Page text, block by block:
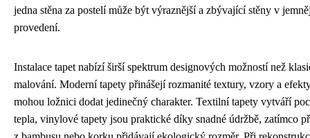
jedna stěna za postelí může být výraznější a zbývající stěny v
provedení.
Instalace tapet nabízí širší spektrum designových možností než
malování. Moderní tapety přinášejí rozmanité textury, vzory a
mohou ložnici dodat jedinečný charakter. Textilní tapety vytváří
tepla, vinylové tapety jsou praktické díky snadné údržbě, zatímco